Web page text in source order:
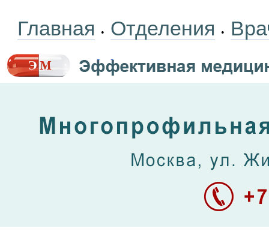
Главная • Отделения •